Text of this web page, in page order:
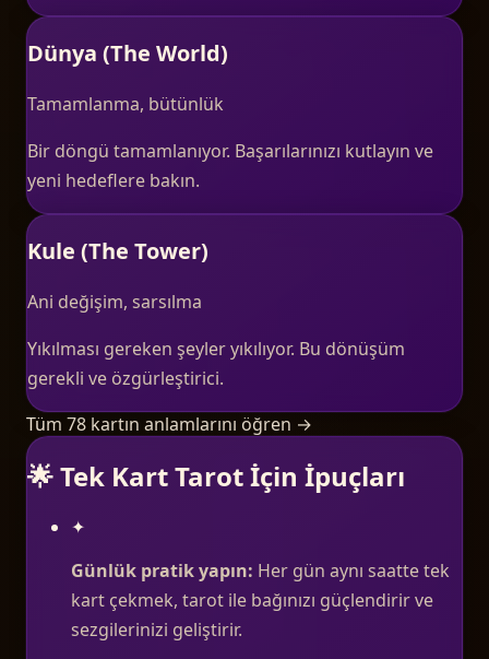
Dünya (The World)
Tamamlanma, bütünlük
Bir döngü tamamlanıyor. Başarılarınızı kutlayın ve
yeni hedeflere bakın.
Kule (The Tower)
Ani değişim, sarsılma
Yıkılması gereken şeyler yıkılıyor. Bu dönüşüm
gerekli ve özgürleştirici.
Tüm 78 kartın anlamlarını öğren →
🌟 Tek Kart Tarot İçin İpuçları
✦
Günlük pratik yapın: Her gün aynı saatte tek
kart çekmek, tarot ile bağınızı güçlendirir ve
sezgilerinizi geliştirir.